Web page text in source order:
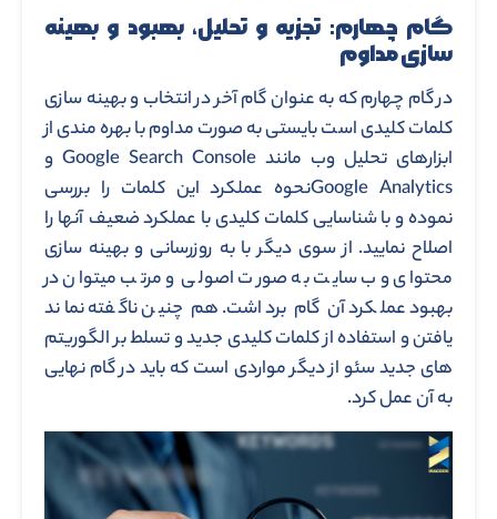
گام چهارم: تجزیه و تحلیل، بهبود و بهینه
سازی مداوم
در گام چهارم که به عنوان گام آخر در انتخاب و بهینه سازی
کلمات کلیدی است بایستی به صورت مداوم با بهره مندی از
ابزارهای تحلیل وب مانند Google Search Console و
Google Analyticsنحوه عملکرد این کلمات را بررسی
نموده و با شناسایی کلمات کلیدی با عملکرد ضعیف آنها را
اصلاح نمایید. از سوی دیگر با به روزرسانی و بهینه سازی
محتوای وب سایت به صورت اصولی و مرتب میتوان در
بهبود عملکرد آن گام برداشت. هم چنین ناگفته نماند
یافتن و استفاده از کلمات کلیدی جدید و تسلط بر الگوریتم
های جدید سئو از دیگر مواردی است که باید در گام نهایی
به آن عمل کرد.